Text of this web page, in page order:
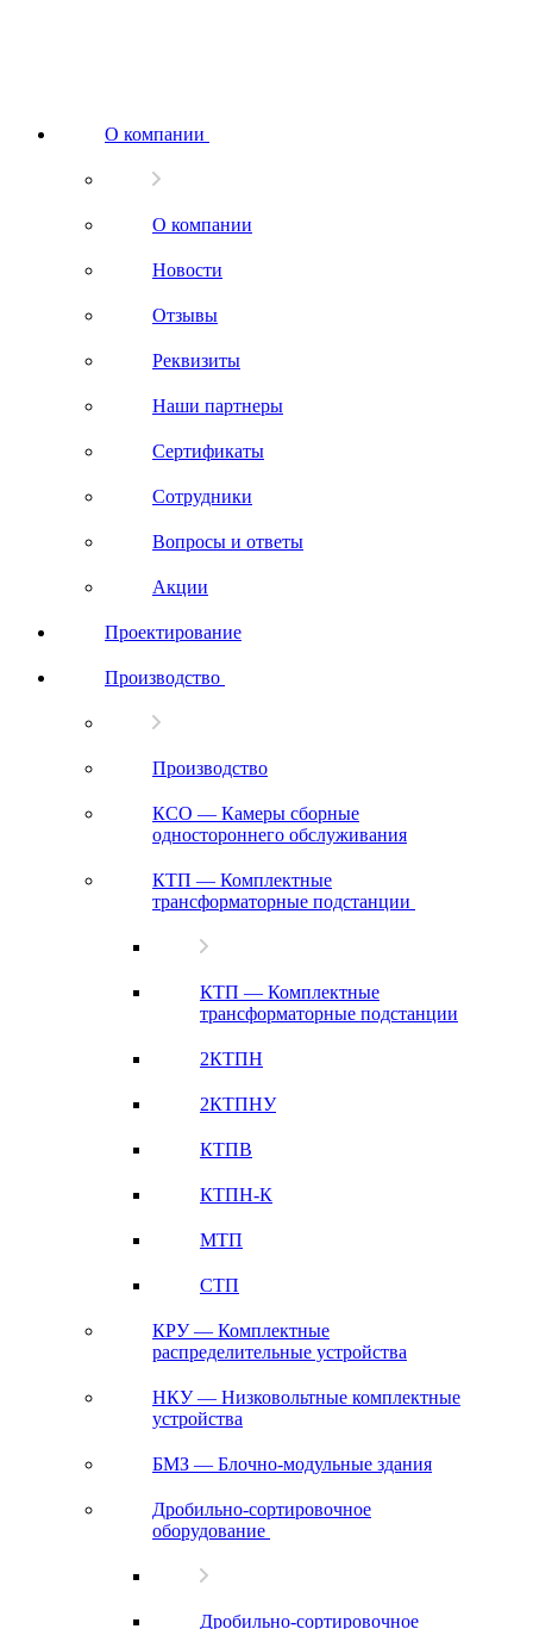
О компании
О компании
Новости
Отзывы
Реквизиты
Наши партнеры
Сертификаты
Сотрудники
Вопросы и ответы
Акции
Проектирование
Производство
Производство
КСО — Камеры сборные
одностороннего обслуживания
КТП — Комплектные
трансформаторные подстанции
КТП — Комплектные
трансформаторные подстанции
2КТПН
2КТПНУ
КТПВ
КТПН-К
МТП
СТП
КРУ — Комплектные
распределительные устройства
НКУ — Низковольтные комплектные
устройства
БМЗ — Блочно-модульные здания
Дробильно-сортировочное
оборудование
Дробильно-сортировочное